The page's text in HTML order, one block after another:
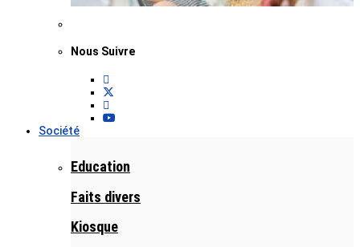
Nous Suivre
Société
Education
Faits divers
Kiosque